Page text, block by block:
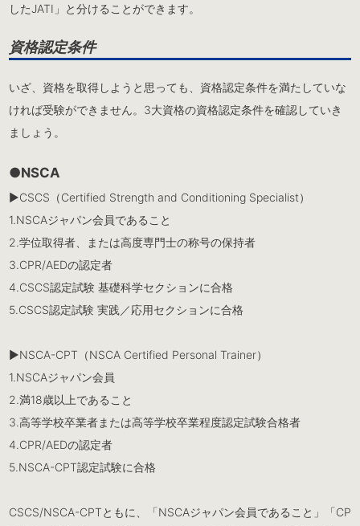
したJATI」と分けることができます。
資格認定条件
いざ、資格を取得しようと思っても、資格認定条件を満たしていな
ければ受験ができません。3大資格の資格認定条件を確認していき
ましょう。
●NSCA
▶︎CSCS（Certified Strength and Conditioning Specialist）
1.NSCAジャパン会員であること
2.学位取得者、または高度専門士の称号の保持者
3.CPR/AEDの認定者
4.CSCS認定試験 基礎科学セクションに合格
5.CSCS認定試験 実践／応用セクションに合格
▶︎NSCA-CPT（NSCA Certified Personal Trainer）
1.NSCAジャパン会員
2.満18歳以上であること
3.高等学校卒業者または高等学校卒業程度認定試験合格者
4.CPR/AEDの認定者
5.NSCA-CPT認定試験に合格
CSCS/NSCA-CPTともに、「NSCAジャパン会員であること」「CP